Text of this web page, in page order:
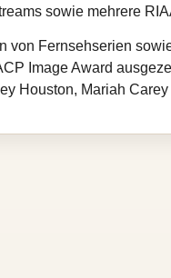
sowie mehrere
von Fernsehserien
Image Award
Houston, Mariah Carey